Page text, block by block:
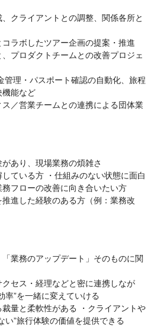
クライアントとの調整、関係各所と
ラボしたツアー企画の提案・推進
プロダクトチームとの改善プロジェ
管理・パスポート確認の自動化、旅程
機能など
／営業チームとの連携による団体業
あり、現場業務の煩雑さ
ている方 ・仕組みのない状態に面白
フローの改善に向き合いたい方
進した経験のある方（例：業務改
業務のアップデート」そのものに関
セス・経理などと密に連携しなが
率”を一緒に変えていける
量と柔軟性がある ・クライアントや
い”旅行体験の価値を提供できる